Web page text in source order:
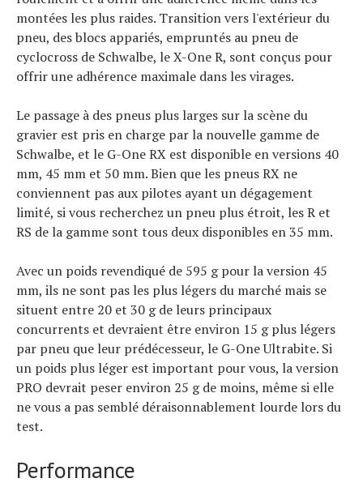
montées les plus raides. Transition vers l'extérieur du
pneu, des blocs appariés, empruntés au pneu de
cyclocross de Schwalbe, le X-One R, sont conçus pour
offrir une adhérence maximale dans les virages.
Le passage à des pneus plus larges sur la scène du
gravier est pris en charge par la nouvelle gamme de
Schwalbe, et le G-One RX est disponible en versions 40
mm, 45 mm et 50 mm. Bien que les pneus RX ne
conviennent pas aux pilotes ayant un dégagement
limité, si vous recherchez un pneu plus étroit, les R et
RS de la gamme sont tous deux disponibles en 35 mm.
Avec un poids revendiqué de 595 g pour la version 45
mm, ils ne sont pas les plus légers du marché mais se
situent entre 20 et 30 g de leurs principaux
concurrents et devraient être environ 15 g plus légers
par pneu que leur prédécesseur, le G-One Ultrabite. Si
un poids plus léger est important pour vous, la version
PRO devrait peser environ 25 g de moins, même si elle
ne vous a pas semblé déraisonnablement lourde lors du
test.
Performance